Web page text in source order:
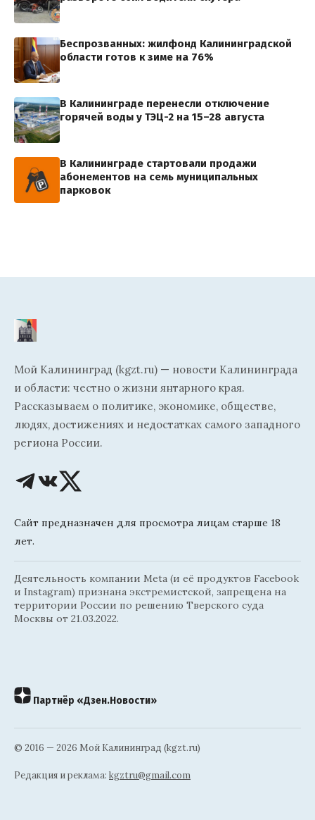
Беспрозванных: жилфонд Калининградской
области готов к зиме на 76%
В Калининграде перенесли отключение
горячей воды у ТЭЦ-2 на 15–28 августа
В Калининграде стартовали продажи
абонементов на семь муниципальных
парковок
Мой Калининград (kgzt.ru) — новости Калининграда
и области: честно о жизни янтарного края.
Рассказываем о политике, экономике, обществе,
людях, достижениях и недостатках самого западного
региона России.
Сайт предназначен для просмотра лицам старше 18
лет.
Деятельность компании Meta (и её продуктов Facebook
и Instagram) признана экстремистской, запрещена на
территории России по решению Тверского суда
Москвы от 21.03.2022.
Партнёр «Дзен.Новости»
© 2016 — 2026 Мой Калининград (kgzt.ru)
Редакция и реклама: kgztru@gmail.com